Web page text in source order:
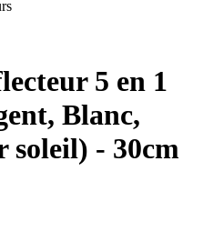
5 en 1
Blanc,
soleil) - 30cm